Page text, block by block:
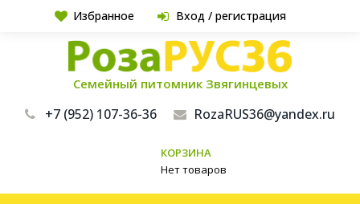
Избранное Вход / регистрация
Семейный питомник Звягинцевых
+7 (952) 107-36-36 RozaRUS36@yandex.ru
КОРЗИНА
Нет товаров